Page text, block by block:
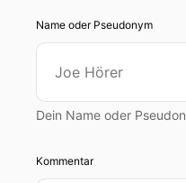
Name oder Pseudonym
Dein Name oder
Kommentar